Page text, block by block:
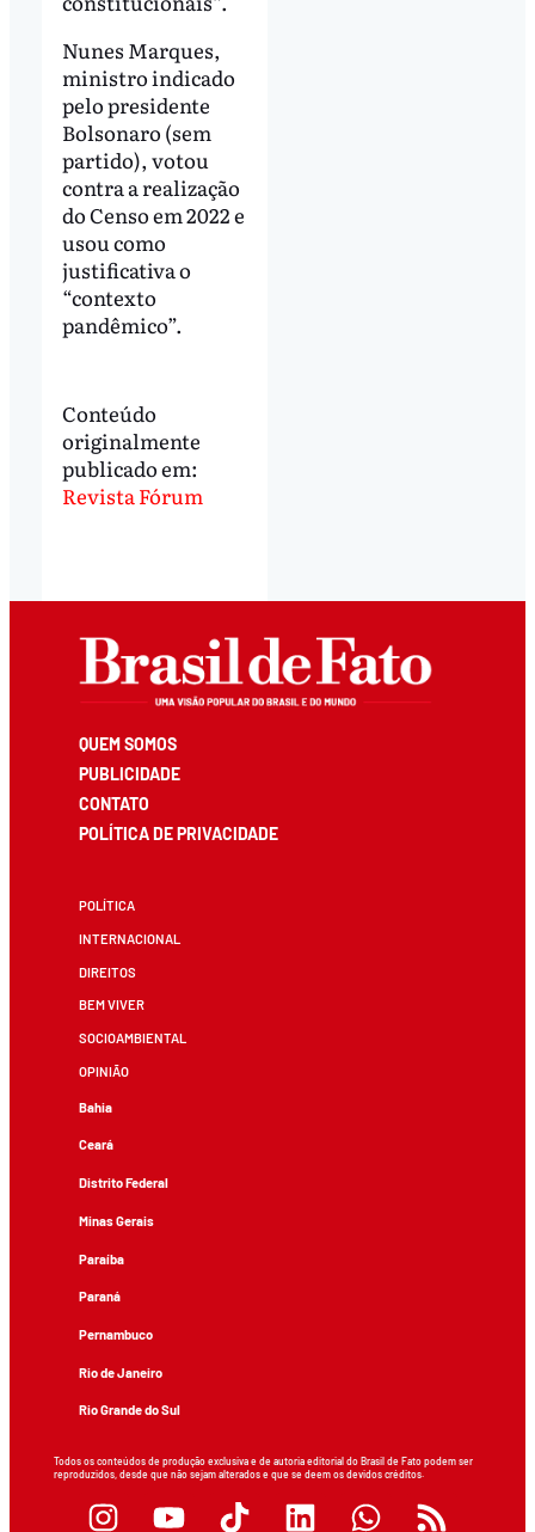
Nunes Marques,
ministro indicado
pelo presidente
Bolsonaro (sem
partido), votou
contra a realização
do Censo em 2022 e
usou como
justificativa o
“contexto
pandêmico”.
Conteúdo
originalmente
publicado em:
Revista Fórum
QUEM SOMOS
PUBLICIDADE
CONTATO
POLÍTICA DE PRIVACIDADE
POLÍTICA
INTERNACIONAL
DIREITOS
BEM VIVER
SOCIOAMBIENTAL
OPINIÃO
Bahia
Ceará
Distrito Federal
Minas Gerais
Paraíba
Paraná
Pernambuco
Rio de Janeiro
Rio Grande do Sul
Todos os conteúdos de produção exclusiva e de autoria editorial do Brasil de Fato podem ser
reproduzidos, desde que não sejam alterados e que se deem os devidos créditos.